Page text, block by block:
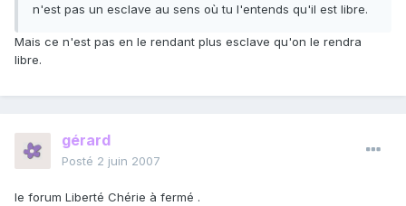
n'est pas un esclave au sens où tu l'entends qu'il est libre.
Mais ce n'est pas en le rendant plus esclave qu'on le rendra
libre.
gérard
Posté 2 juin 2007
le forum Liberté Chérie à fermé .